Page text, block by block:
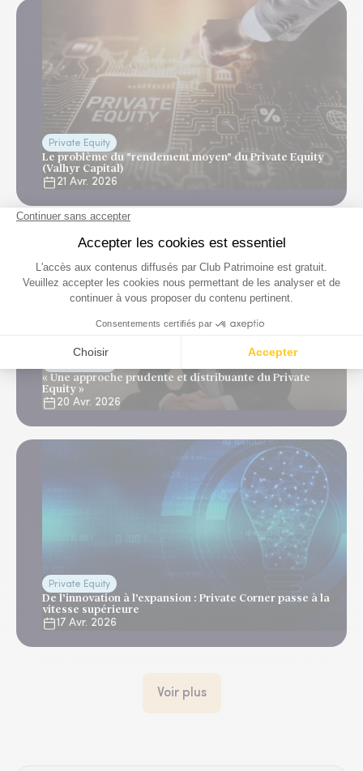
Private Equity
Le problème du "rendement moyen" du Private Equity
(Valhyr Capital)
21 Avr. 2026
« Une approche prudente et distribuante du Private
Equity »
20 Avr. 2026
Private Equity
De l’innovation à l’expansion : Private Corner passe à la
vitesse supérieure
17 Avr. 2026
Voir plus